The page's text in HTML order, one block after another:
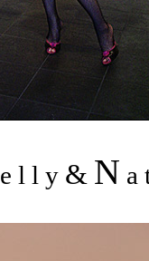
e l l y & N a